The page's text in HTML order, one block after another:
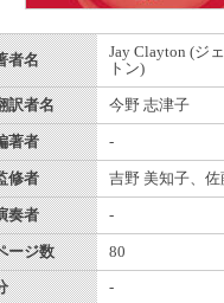
者名
Jay Clayton (ジ
トン)
訳者名 今野 志津子
著者 -
修者 吉野 美知子、佐
奏者 -
ージ数 80
-